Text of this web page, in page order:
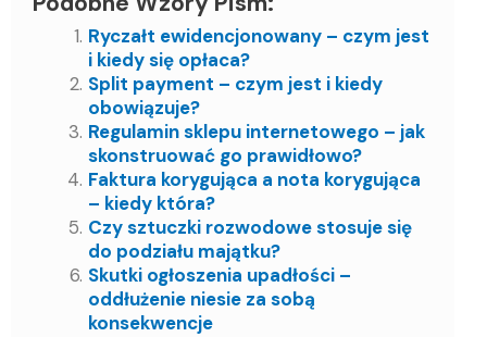
Ryczałt ewidencjonowany – czym jest
i kiedy się opłaca?
Split payment – czym jest i kiedy
obowiązuje?
Regulamin sklepu internetowego – jak
skonstruować go prawidłowo?
Faktura korygująca a nota korygująca
– kiedy która?
Czy sztuczki rozwodowe stosuje się
do podziału majątku?
Skutki ogłoszenia upadłości –
oddłużenie niesie za sobą
konsekwencje